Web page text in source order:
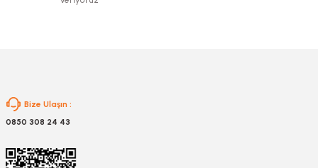
Bize Ulaşın :
0850 308 24 43